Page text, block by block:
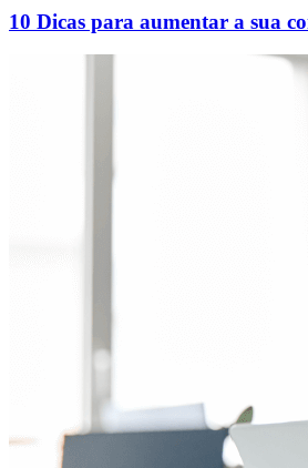
10 Dicas para aumentar a sua